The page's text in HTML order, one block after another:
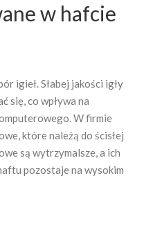
w hafcie
igieł. Słabej jakości igły
się, co wpływa na
W firmie
które należą do ścisłej
są wytrzymalsze, a ich
pozostaje na wysokim